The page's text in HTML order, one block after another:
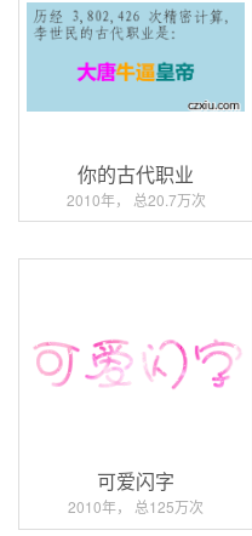
你的古代职业
2010年， 总20.7万次
可爱闪字
2010年， 总125万次